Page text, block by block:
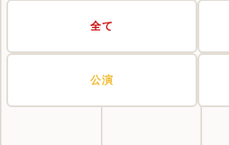
全て
公演